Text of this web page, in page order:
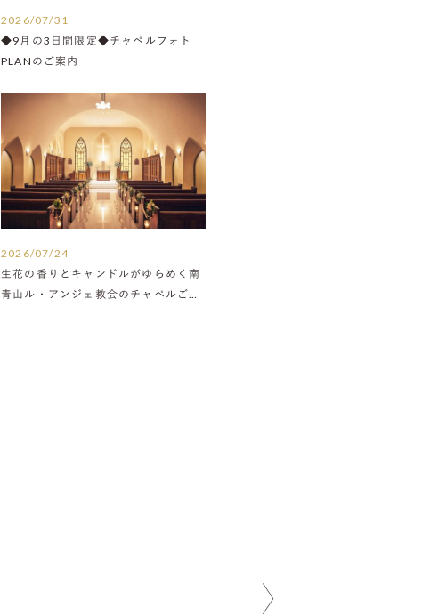
2026/07/31
◆9月の3日間限定◆チャペルフォト
PLANのご案内
2026/07/24
生花の香りとキャンドルがゆらめく南
青山ル・アンジェ教会のチャペルご紹